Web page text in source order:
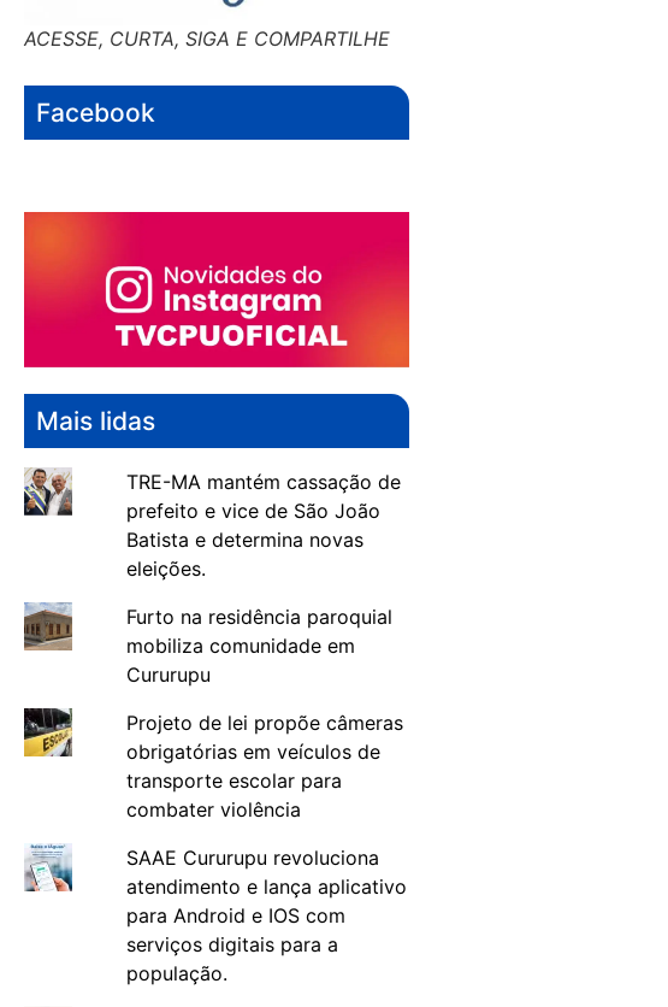
ACESSE, CURTA, SIGA E COMPARTILHE
Facebook
Mais lidas
TRE-MA mantém cassação de
prefeito e vice de São João
Batista e determina novas
eleições.
Furto na residência paroquial
mobiliza comunidade em
Cururupu
Projeto de lei propõe câmeras
obrigatórias em veículos de
transporte escolar para
combater violência
SAAE Cururupu revoluciona
atendimento e lança aplicativo
para Android e IOS com
serviços digitais para a
população.